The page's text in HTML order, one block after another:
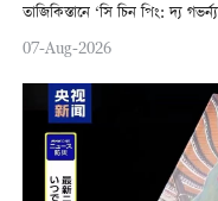
তাজিকিস্তানে ‘সি চিন পিং: দ্য
07-Aug-2026